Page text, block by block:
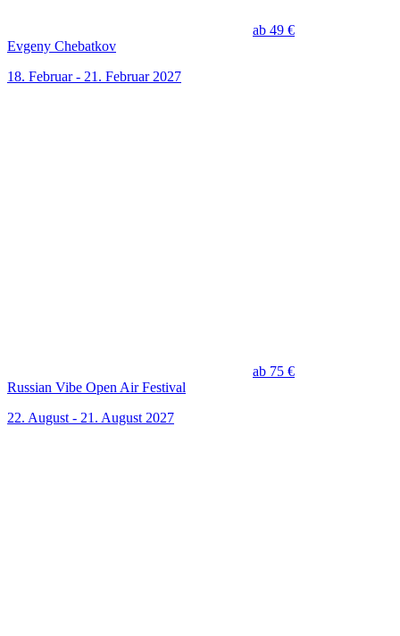
ab 49 €
Evgeny Chebatkov
18. Februar - 21. Februar 2027
ab 75 €
Russian Vibe Open Air Festival
22. August - 21. August 2027